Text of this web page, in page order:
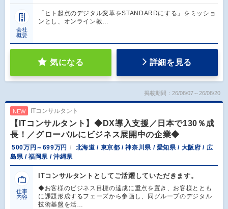
会社
概要
「ヒト起点のデジタル変革をSTANDARDにする」をミッショ
ンとし、オンライン教…
気になる 詳細を見る
掲載期間：26/08/07～26/08/20
NEW ITコンサルタント
【ITコンサルタント】◆DX導入支援／日本で130％成
長！／グローバルにビジネス展開中の企業◆
500万円～699万円
北海道 / 東京都 / 神奈川県 / 愛知県 / 大阪府 / 広
島県 / 福岡県 / 沖縄県
仕事
内容
ITコンサルタントとしてご活躍していただきます。
◆お客様のビジネス目標の達成に重点を置き、お客様ととも
に課題形成するフェーズから参画し、同グループのデジタル
技術基盤を活…